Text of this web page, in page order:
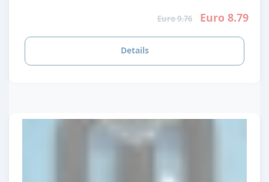
Euro 9.76 Euro 8.79
Details